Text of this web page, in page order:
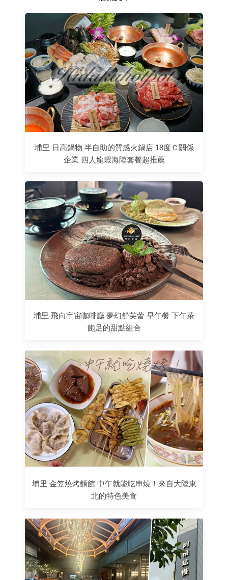
埔里 日高鍋物 半自助的質感火鍋店 18度Ｃ關係
企業 四人龍蝦海陸套餐超推薦
埔里 飛向宇宙咖啡廳 夢幻舒芙蕾 早午餐 下午茶
飽足的甜點組合
埔里 金笠燒烤麵館 中午就能吃串燒！來自大陸東
北的特色美食